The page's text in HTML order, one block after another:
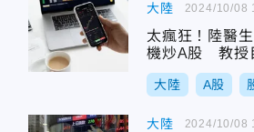
大陸
太瘋狂！陸醫
機炒A股 教授
大陸 A股
2024/10/08
大陸 2024/10/08